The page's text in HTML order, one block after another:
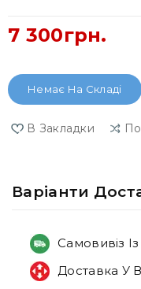
7 300грн.
Немає На Складі
В Закладки
Варiанти
Самовивіз
Доставка У